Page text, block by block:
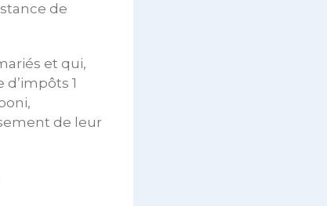
de
et qui,
1
de leur